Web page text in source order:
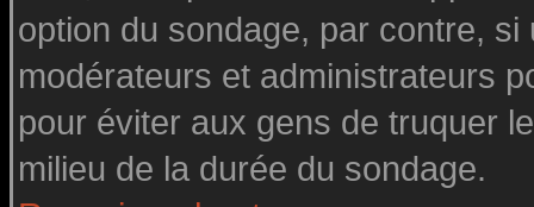
option du sondage, par contre,
modérateurs et administrateurs
pour éviter aux gens de truquer
milieu de la durée du sondage.